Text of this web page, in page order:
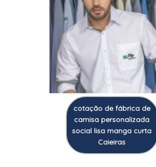
cotação de fábrica de
camisa personalizada
social lisa manga curta
Caieiras